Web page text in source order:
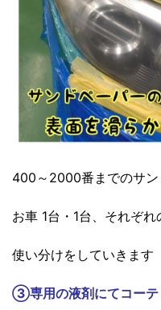
400～2000番までのサン
お車 1台・1台、それぞ
使い分けをしていきます
③専用の液剤にてコー